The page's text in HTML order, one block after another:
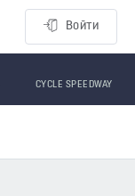
Войти
CYCLE SPEEDWAY